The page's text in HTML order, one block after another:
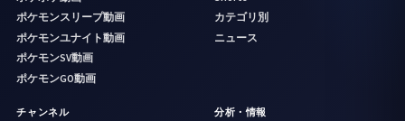
ポケモンスリープ動画
ポケモンユナイト動画
ポケモンSV動画
ポケモンGO動画
カテゴリ別
ニュース
チャンネル 分析・情報